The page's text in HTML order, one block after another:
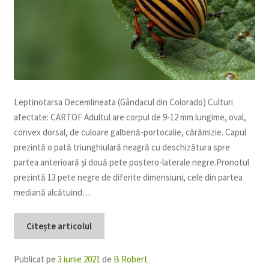
Leptinotarsa Decemlineata (Gândacul din Colorado) Culturi
afectate: CARTOF Adultul are corpul de 9-12 mm lungime, oval,
convex dorsal, de culoare galbenă-portocalie, cărămizie. Capul
prezintă o pată triunghiulară neagră cu deschizătura spre
partea anterioară şi două pete postero-laterale negre.Pronotul
prezintă 13 pete negre de diferite dimensiuni, cele din partea
mediană alcătuind…
Citește articolul
Publicat pe 3 iunie 2021 de B Robert